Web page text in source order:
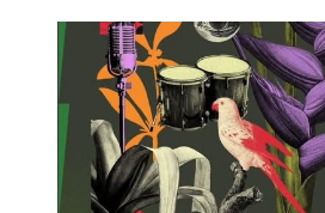
dając im radość, nadzieję i